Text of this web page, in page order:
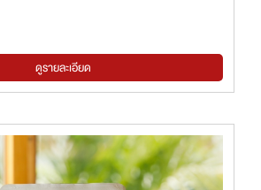
ดูรายละเอียด